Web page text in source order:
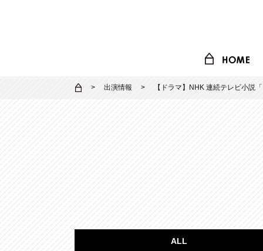
出演情報 【ドラマ】NHK 連続テレビ小説
ALL